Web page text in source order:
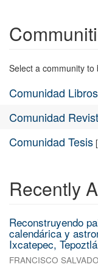
Select a community to
Comunidad Libros
Comunidad
Comunidad Tesis
Recently
Reconstruyendo
calendárica y
Ixcatepec,
FRANCISCO